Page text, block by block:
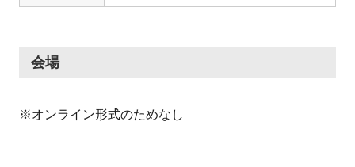
会場
※オンライン形式のためなし